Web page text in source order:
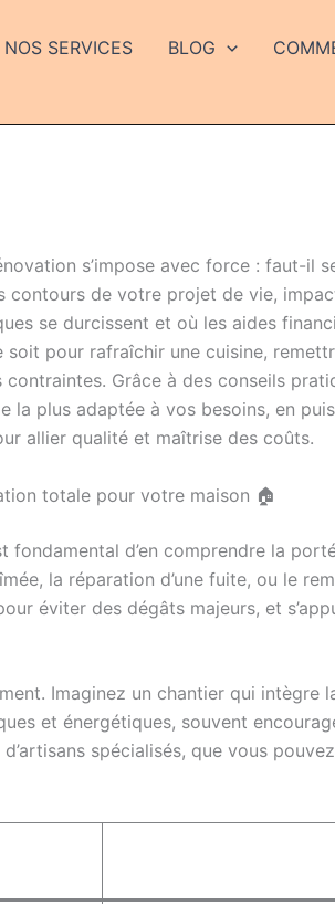
NOS SERVICES BLOG
s’impose avec force : faut-il
contours de votre projet de vie,
se durcissent et où les aides
soit pour rafraîchir une cuisine,
Grâce à des conseils
plus adaptée à vos besoins, en
allier qualité et maîtrise des coûts.
totale pour votre maison 🏠
d’en comprendre la
la réparation d’une fuite, ou le
éviter des dégâts majeurs, et
Imaginez un chantier qui
et énergétiques, souvent
spécialisés, que vous